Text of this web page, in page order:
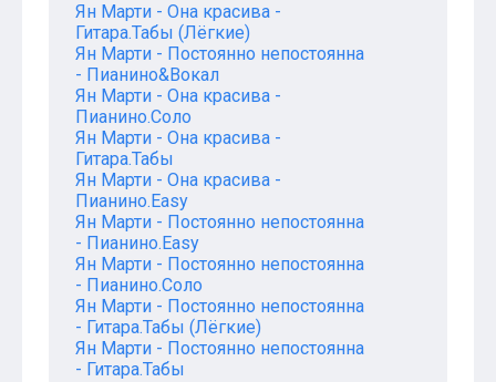
Ян Марти - Она красива -
Гитара.Табы (Лёгкие)
Ян Марти - Постоянно непостоянна
- Пианино&Вокал
Ян Марти - Она красива -
Пианино.Соло
Ян Марти - Она красива -
Гитара.Табы
Ян Марти - Она красива -
Пианино.Easy
Ян Марти - Постоянно непостоянна
- Пианино.Easy
Ян Марти - Постоянно непостоянна
- Пианино.Соло
Ян Марти - Постоянно непостоянна
- Гитара.Табы (Лёгкие)
Ян Марти - Постоянно непостоянна
- Гитара.Табы